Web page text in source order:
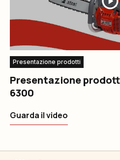
Presentazione prodotti
Presentazione
6300
Guarda il video